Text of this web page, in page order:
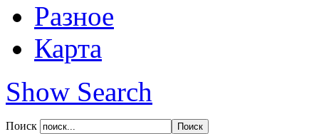
Разное
Карта
Show Search
Поиск